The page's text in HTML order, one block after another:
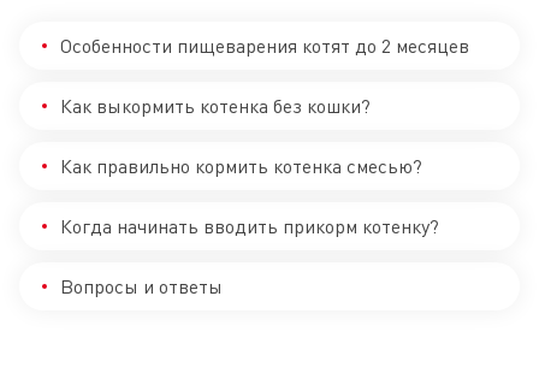
Особенности пищеварения котят до 2 месяцев
Как выкормить котенка без кошки?
Как правильно кормить котенка смесью?
Когда начинать вводить прикорм котенку?
Вопросы и ответы